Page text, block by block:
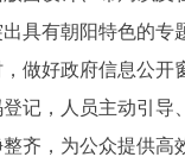
具有朝阳特色的专
做好政府信息公开
记，人员主动引导
齐，为公众提供高